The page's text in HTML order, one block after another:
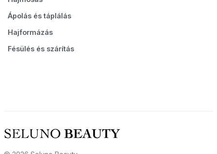
Ápolás és táplálás
Hajformázás
Fésülés és szárítás